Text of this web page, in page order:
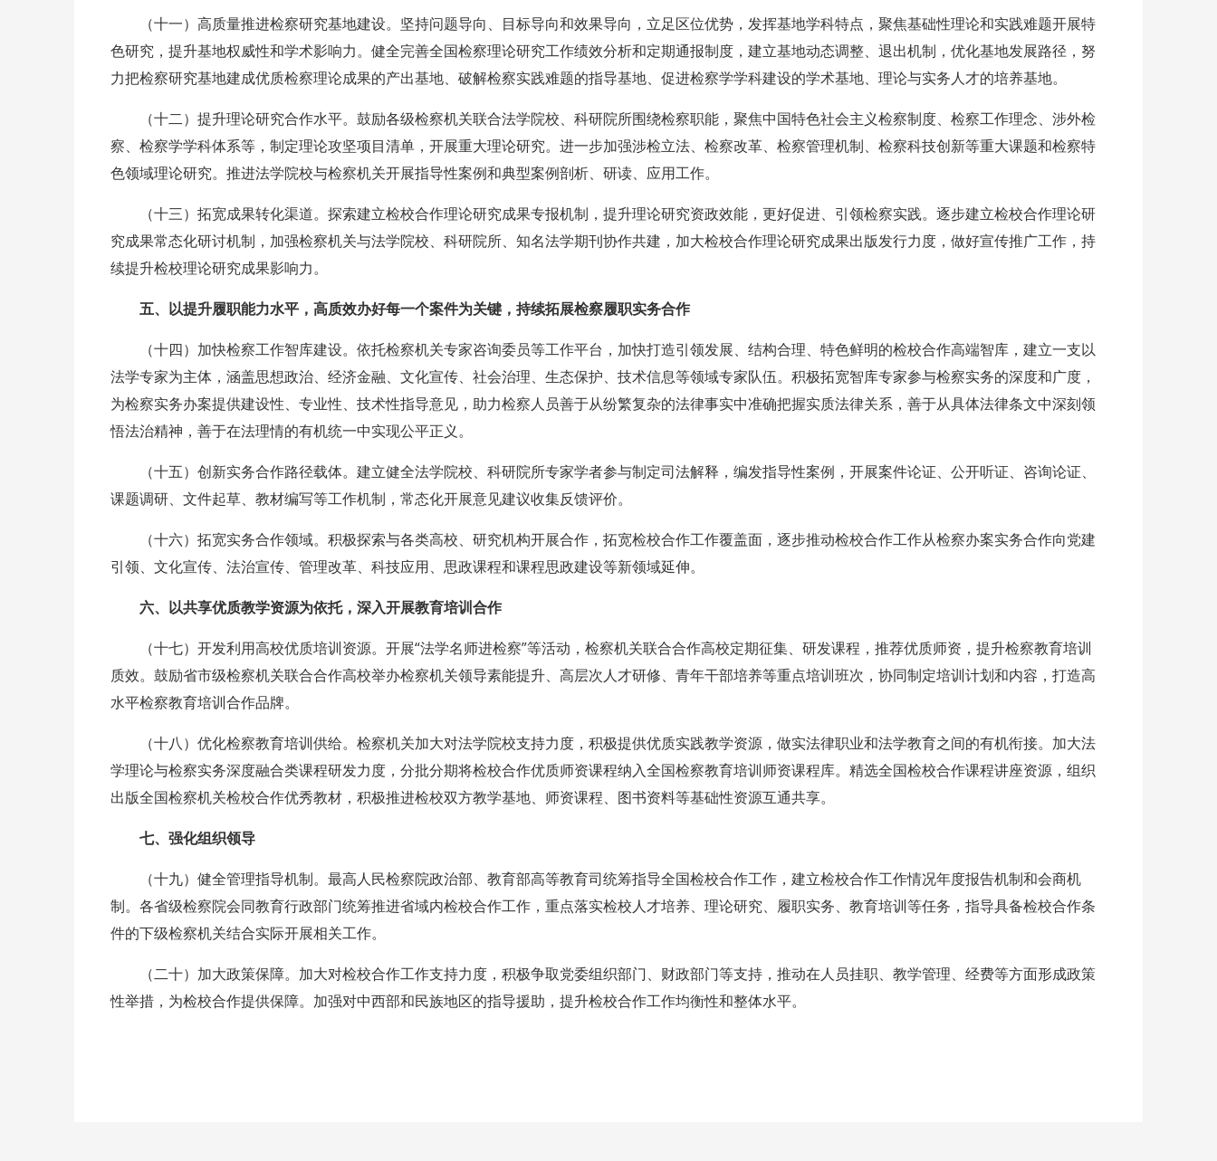
（十一）高质量推进检察研究基地建设。坚持问题导向、目标导向和效果导向，立足区位优势，发挥基地学科特点，聚焦基础性理论和实践难题开展特
色研究，提升基地权威性和学术影响力。健全完善全国检察理论研究工作绩效分析和定期通报制度，建立基地动态调整、退出机制，优化基地发展路径，努
力把检察研究基地建成优质检察理论成果的产出基地、破解检察实践难题的指导基地、促进检察学学科建设的学术基地、理论与实务人才的培养基地。
（十二）提升理论研究合作水平。鼓励各级检察机关联合法学院校、科研院所围绕检察职能，聚焦中国特色社会主义检察制度、检察工作理念、涉外检
察、检察学学科体系等，制定理论攻坚项目清单，开展重大理论研究。进一步加强涉检立法、检察改革、检察管理机制、检察科技创新等重大课题和检察特
色领域理论研究。推进法学院校与检察机关开展指导性案例和典型案例剖析、研读、应用工作。
（十三）拓宽成果转化渠道。探索建立检校合作理论研究成果专报机制，提升理论研究资政效能，更好促进、引领检察实践。逐步建立检校合作理论研
究成果常态化研讨机制，加强检察机关与法学院校、科研院所、知名法学期刊协作共建，加大检校合作理论研究成果出版发行力度，做好宣传推广工作，持
续提升检校理论研究成果影响力。
五、以提升履职能力水平，高质效办好每一个案件为关键，持续拓展检察履职实务合作
（十四）加快检察工作智库建设。依托检察机关专家咨询委员等工作平台，加快打造引领发展、结构合理、特色鲜明的检校合作高端智库，建立一支以
法学专家为主体，涵盖思想政治、经济金融、文化宣传、社会治理、生态保护、技术信息等领域专家队伍。积极拓宽智库专家参与检察实务的深度和广度，
为检察实务办案提供建设性、专业性、技术性指导意见，助力检察人员善于从纷繁复杂的法律事实中准确把握实质法律关系，善于从具体法律条文中深刻领
悟法治精神，善于在法理情的有机统一中实现公平正义。
（十五）创新实务合作路径载体。建立健全法学院校、科研院所专家学者参与制定司法解释，编发指导性案例，开展案件论证、公开听证、咨询论证、
课题调研、文件起草、教材编写等工作机制，常态化开展意见建议收集反馈评价。
（十六）拓宽实务合作领域。积极探索与各类高校、研究机构开展合作，拓宽检校合作工作覆盖面，逐步推动检校合作工作从检察办案实务合作向党建
引领、文化宣传、法治宣传、管理改革、科技应用、思政课程和课程思政建设等新领域延伸。
六、以共享优质教学资源为依托，深入开展教育培训合作
（十七）开发利用高校优质培训资源。开展“法学名师进检察”等活动，检察机关联合合作高校定期征集、研发课程，推荐优质师资，提升检察教育培训
质效。鼓励省市级检察机关联合合作高校举办检察机关领导素能提升、高层次人才研修、青年干部培养等重点培训班次，协同制定培训计划和内容，打造高
水平检察教育培训合作品牌。
（十八）优化检察教育培训供给。检察机关加大对法学院校支持力度，积极提供优质实践教学资源，做实法律职业和法学教育之间的有机衔接。加大法
学理论与检察实务深度融合类课程研发力度，分批分期将检校合作优质师资课程纳入全国检察教育培训师资课程库。精选全国检校合作课程讲座资源，组织
出版全国检察机关检校合作优秀教材，积极推进检校双方教学基地、师资课程、图书资料等基础性资源互通共享。
七、强化组织领导
（十九）健全管理指导机制。最高人民检察院政治部、教育部高等教育司统筹指导全国检校合作工作，建立检校合作工作情况年度报告机制和会商机
制。各省级检察院会同教育行政部门统筹推进省域内检校合作工作，重点落实检校人才培养、理论研究、履职实务、教育培训等任务，指导具备检校合作条
件的下级检察机关结合实际开展相关工作。
（二十）加大政策保障。加大对检校合作工作支持力度，积极争取党委组织部门、财政部门等支持，推动在人员挂职、教学管理、经费等方面形成政策
性举措，为检校合作提供保障。加强对中西部和民族地区的指导援助，提升检校合作工作均衡性和整体水平。